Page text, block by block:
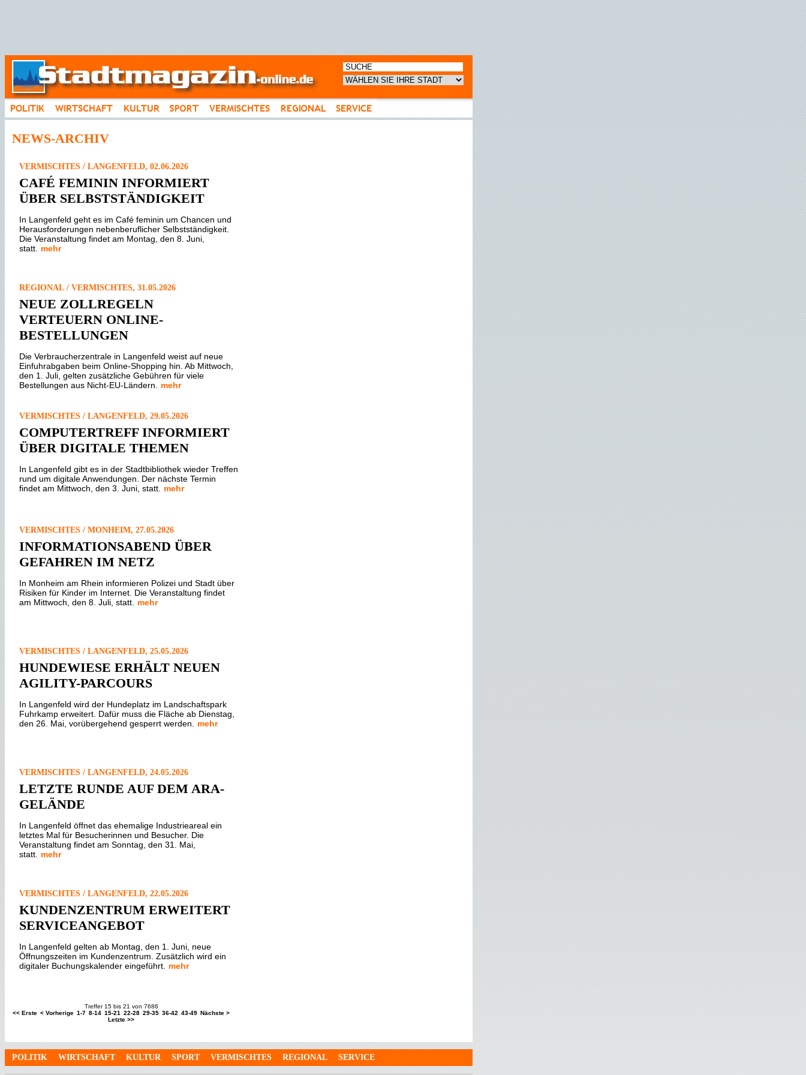
NEWS-ARCHIV
VERMISCHTES / LANGENFELD, 02.06.2026
CAFÉ FEMININ INFORMIERT
ÜBER SELBSTSTÄNDIGKEIT
In Langenfeld geht es im Café feminin um Chancen und
Herausforderungen nebenberuflicher Selbstständigkeit.
Die Veranstaltung findet am Montag, den 8. Juni,
statt.
mehr
REGIONAL / VERMISCHTES, 31.05.2026
NEUE ZOLLREGELN
VERTEUERN ONLINE-
BESTELLUNGEN
Die Verbraucherzentrale in Langenfeld weist auf neue
Einfuhrabgaben beim Online-Shopping hin. Ab Mittwoch,
den 1. Juli, gelten zusätzliche Gebühren für viele
Bestellungen aus Nicht-EU-Ländern.
mehr
VERMISCHTES / LANGENFELD, 29.05.2026
COMPUTERTREFF INFORMIERT
ÜBER DIGITALE THEMEN
In Langenfeld gibt es in der Stadtbibliothek wieder Treffen
rund um digitale Anwendungen. Der nächste Termin
findet am Mittwoch, den 3. Juni, statt.
mehr
VERMISCHTES / MONHEIM, 27.05.2026
INFORMATIONSABEND ÜBER
GEFAHREN IM NETZ
In Monheim am Rhein informieren Polizei und Stadt über
Risiken für Kinder im Internet. Die Veranstaltung findet
am Mittwoch, den 8. Juli, statt.
mehr
VERMISCHTES / LANGENFELD, 25.05.2026
HUNDEWIESE ERHÄLT NEUEN
AGILITY-PARCOURS
In Langenfeld wird der Hundeplatz im Landschaftspark
Fuhrkamp erweitert. Dafür muss die Fläche ab Dienstag,
den 26. Mai, vorübergehend gesperrt werden.
mehr
VERMISCHTES / LANGENFELD, 24.05.2026
LETZTE RUNDE AUF DEM ARA-
GELÄNDE
In Langenfeld öffnet das ehemalige Industrieareal ein
letztes Mal für Besucherinnen und Besucher. Die
Veranstaltung findet am Sonntag, den 31. Mai,
statt.
mehr
VERMISCHTES / LANGENFELD, 22.05.2026
KUNDENZENTRUM ERWEITERT
SERVICEANGEBOT
In Langenfeld gelten ab Montag, den 1. Juni, neue
Öffnungszeiten im Kundenzentrum. Zusätzlich wird ein
digitaler Buchungskalender eingeführt.
mehr
Treffer 15 bis 21 von 7686
<< Erste < Vorherige 1-7 8-14 15-21 22-28 29-35 36-42 43-49 Nächste >
Letzte >>
POLITIK WIRTSCHAFT KULTUR SPORT VERMISCHTES REGIONAL SERVICE